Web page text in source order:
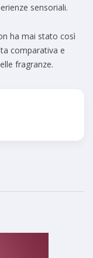
sensoriali.
ha mai stato così
comparativa e
fragranze.